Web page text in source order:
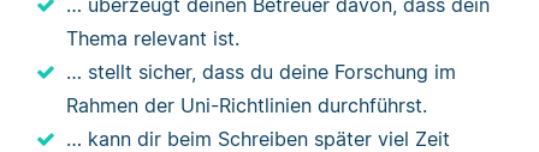
Thema relevant ist.
… stellt sicher, dass du deine Forschung im
Rahmen der Uni-Richtlinien durchführst.
… kann dir beim Schreiben später viel Zeit